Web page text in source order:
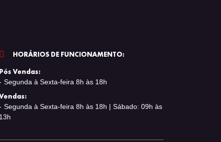
HORÁRIOS DE FUNCIONAMENTO:
Pós Vendas:
Segunda à Sexta-feira 8h às 18h
Segunda à Sexta-feira 8h às 18h | Sábado: 09h às
13h